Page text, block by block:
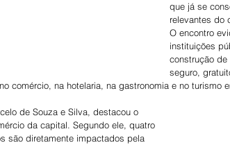
que já se
relevantes do
O encontro
instituições
construção de
seguro,
comércio, na hotelaria, na gastronomia e no turismo
de Souza e Silva, destacou o
da capital. Segundo ele, quatro
são diretamente impactados pela